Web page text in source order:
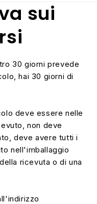
sui
30 giorni prevede
hai 30 giorni di
deve essere nelle
non deve
deve avere tutti i
nell'imballaggio
ricevuta o di una